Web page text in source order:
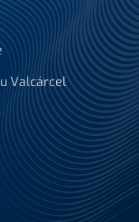
Valcárcel